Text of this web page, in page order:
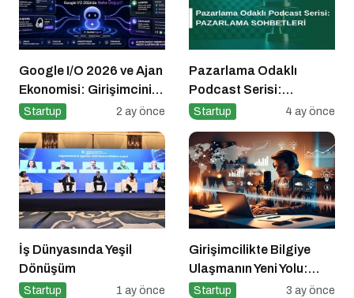
Google I/O 2026 ve Ajan
Ekonomisi: Girişimcinin
Yeni Rakibi Arama
Startup 2 ay önce
Pazarlama Odaklı
Podcast Serisi:
Pazarlama Sohbetleri
Startup 4 ay önce
İş Dünyasında Yeşil
Dönüşüm
Startup 1 ay önce
Girişimcilikte Bilgiye
Ulaşmanın Yeni Yolu:
Podcast’ler Neden Bu
Startup 3 ay önce